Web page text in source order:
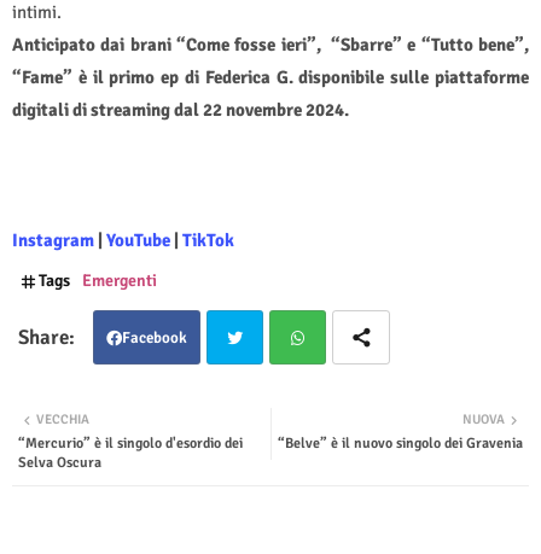
intimi.
Anticipato dai brani “Come fosse ieri”, “Sbarre” e “Tutto bene”,
“Fame” è il primo ep di Federica G. disponibile sulle piattaforme
digitali di streaming dal 22 novembre 2024.
Instagram | YouTube | TikTok
Tags Emergenti
Facebook
ter tsap
NUOVA
“Belve” è il nuovo singolo dei Gravenia
VECCHIA
“Mercurio” è il singolo d'esordio dei
Selva Oscura